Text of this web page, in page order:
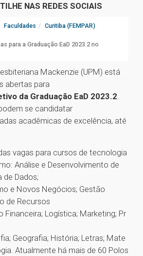
NAS REDES SOCIAIS
Faculdades
Curitiba (FEMPAR)
para a Graduação EaD 2023.2 no
Mackenzie (UPM) está
abertas para
da Graduação EaD 2023.2.
se candidatar
acadêmicas de excelência, até
vagas para cursos de tecnologia
Análise e Desenvolvimento de
de Dados;
e Novos Negócios; Gestão
de Recursos
Financeira; Logística; Marketing; Pr
Geografia; História; Letras; Mate
Atualmente há mais de 60 Polos